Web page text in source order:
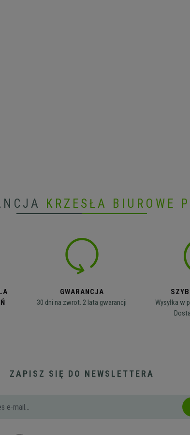
KRZESŁA BIUROWE
GWARANCJA
30 dni na zwrot. 2 lata gwarancji
Wysyłka w
ZAPISZ SIĘ DO NEWSLETTERA